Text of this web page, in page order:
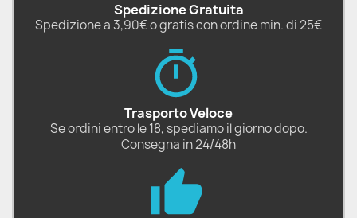
Spedizione Gratuita
Spedizione a 3,90€ o gratis con ordine min. di 25€
Trasporto Veloce
Se ordini entro le 18, spediamo il giorno dopo.
Consegna in 24/48h